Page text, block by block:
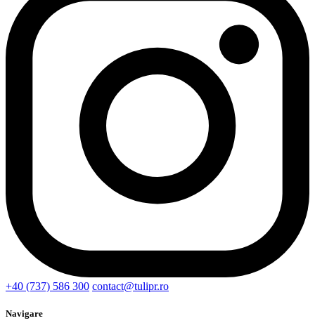
+40 (737) 586 300 contact@tulipr.ro
Navigare